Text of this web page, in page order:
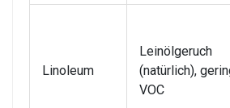
Linoleum
Leinölgeruch
(natürlich),
VOC